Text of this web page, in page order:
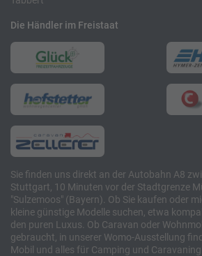
Die Händler im Freistaat
Sie finden uns direkt an der Autobahn A8
Stuttgart, 10 Minuten vor der Stadtgrenze
"Sulzemoos" (Bayern). Ob Sie kaufen oder
kleine günstige Modelle suchen, etwa
den puren Luxus. Ob Caravan oder
gebraucht, in unserer Womo-Ausstellung
Mobil und alles für Camping und